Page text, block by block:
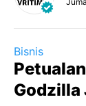
Bisnis
Godzilla